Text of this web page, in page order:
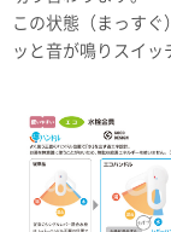
この状態（まっす
ッと音が鳴りスイッ